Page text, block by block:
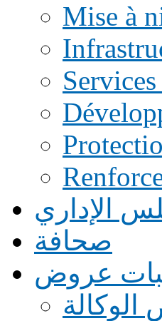
Mise à
الإداري
صحافة
عروض